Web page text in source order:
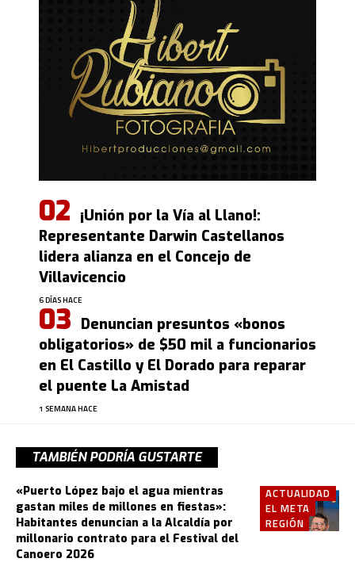
¡Unión por la Vía al Llano!:
Representante Darwin Castellanos
lidera alianza en el Concejo de
Villavicencio
6 DÍAS HACE
Denuncian presuntos «bonos
obligatorios» de $50 mil a funcionarios
en El Castillo y El Dorado para reparar
el puente La Amistad
1 SEMANA HACE
TAMBIÉN PODRÍA GUSTARTE
ACTUALIDAD
EL META
REGIÓN
«Puerto López bajo el agua mientras
gastan miles de millones en fiestas»:
Habitantes denuncian a la Alcaldía por
millonario contrato para el Festival del
Canoero 2026